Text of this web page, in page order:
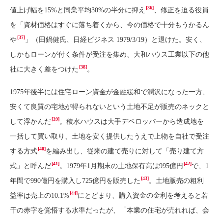
値上げ幅を15%と同業平均30%の半分に抑え
[36]、修正を迫る役員
を「資材価格はすぐに落ち着くから、今の価格で十分もうかるん
や [37] 」（田鍋健氏、日経ビジネス 1979/3/19）と退けた。安く、
しかもローンが付く条件が受注を集め、大和ハウス工業以下の他
社に大きく差をつけた [38]。
1975年後半には住宅ローン資金が金融緩和で潤沢になった一方、
安くて良質の宅地が得られないという土地不足が販売のネックと
して浮かんだ [39]。積水ハウスは大手デベロッパーから造成地を
一括して買い取り、土地を安く提供したうえで上物を自社で受注
する方式 [40]を編み出し、従来の建て売りに対して「売り建て方
式」と呼んだ [41]。1979年1月期末の土地保有高は995億円 [42]で、1
年間で990億円を購入し725億円を販売した [43]。土地販売の粗利
益率は売上の10.1% [44]にとどまり、購入資金の金利を考えると若
干の赤字を覚悟する水準だったが、「本業の住宅が売れれば、会